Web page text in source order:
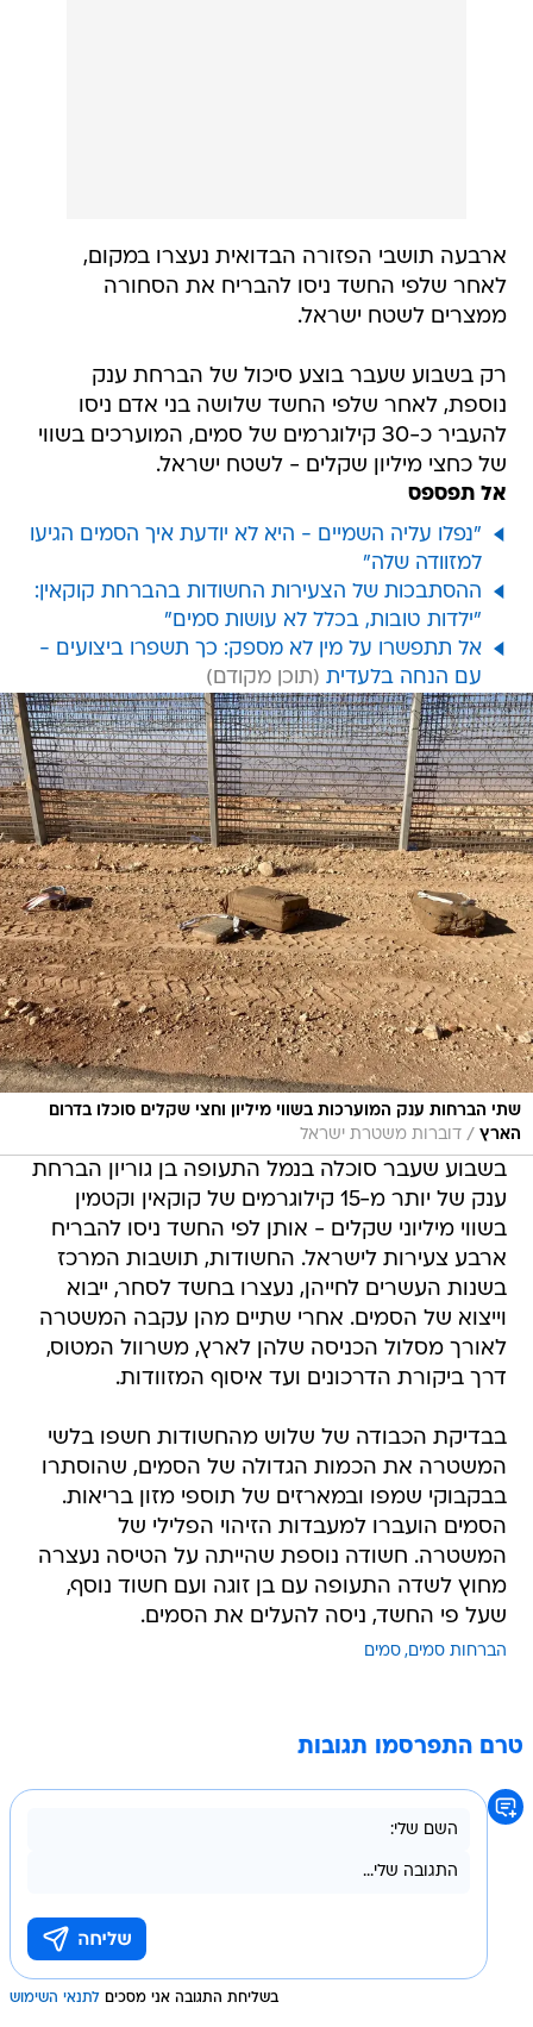
ארבעה תושבי הפזורה הבדואית נעצרו במקום,
לאחר שלפי החשד ניסו להבריח את הסחורה
ממצרים לשטח ישראל.
רק בשבוע שעבר בוצע סיכול של הברחת ענק
נוספת, לאחר שלפי החשד שלושה בני אדם ניסו
להעביר כ-30 קילוגרמים של סמים, המוערכים בשווי
של כחצי מיליון שקלים - לשטח ישראל.
אל תפספס
"נפלו עליה השמיים - היא לא יודעת איך הסמים הגיעו
למזוודה שלה"
ההסתבכות של הצעירות החשודות בהברחת קוקאין:
"ילדות טובות, בכלל לא עושות סמים"
אל תתפשרו על מין לא מספק: כך תשפרו ביצועים -
עם הנחה בלעדית
שתי הברחות ענק המוערכות בשווי מיליון וחצי שקלים סוכלו בדרום
הארץ / דוברות משטרת ישראל
בשבוע שעבר סוכלה בנמל התעופה בן גוריון הברחת
ענק של יותר מ-15 קילוגרמים של קוקאין וקטמין
בשווי מיליוני שקלים - אותן לפי החשד ניסו להבריח
ארבע צעירות לישראל. החשודות, תושבות המרכז
בשנות העשרים לחייהן, נעצרו בחשד לסחר, ייבוא
וייצוא של הסמים. אחרי שתיים מהן עקבה המשטרה
לאורך מסלול הכניסה שלהן לארץ, משרוול המטוס,
דרך ביקורת הדרכונים ועד איסוף המזוודות.
בבדיקת הכבודה של שלוש מהחשודות חשפו בלשי
המשטרה את הכמות הגדולה של הסמים, שהוסתרו
בבקבוקי שמפו ובמארזים של תוספי מזון בריאות.
הסמים הועברו למעבדות הזיהוי הפלילי של
המשטרה. חשודה נוספת שהייתה על הטיסה נעצרה
מחוץ לשדה התעופה עם בן זוגה ועם חשוד נוסף,
שעל פי החשד, ניסה להעלים את הסמים.
הברחות סמים סמים
טרם התפרסמו תגובות
בשליחת התגובה אני מסכים לתנאי השימוש